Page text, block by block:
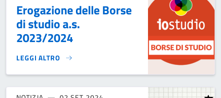
Erogazione delle Borse
di studio a.s.
2023/2024
LEGGI ALTRO
EROGAZIONE DELLE BORSE DI STUDIO A.S. 2023/2024}